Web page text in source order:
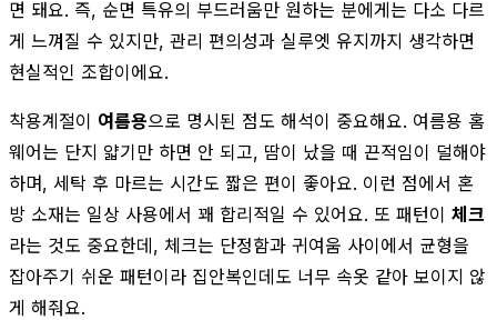
면 돼요. 즉, 순면 특유의 부드러움만 원하는 분에게는 다소 다르
게 느껴질 수 있지만, 관리 편의성과 실루엣 유지까지 생각하면
현실적인 조합이에요.
착용계절이 여름용으로 명시된 점도 해석이 중요해요. 여름용 홈
웨어는 단지 얇기만 하면 안 되고, 땀이 났을 때 끈적임이 덜해야
하며, 세탁 후 마르는 시간도 짧은 편이 좋아요. 이런 점에서 혼
방 소재는 일상 사용에서 꽤 합리적일 수 있어요. 또 패턴이 체크
라는 것도 중요한데, 체크는 단정함과 귀여움 사이에서 균형을
잡아주기 쉬운 패턴이라 집안복인데도 너무 속옷 같아 보이지 않
게 해줘요.